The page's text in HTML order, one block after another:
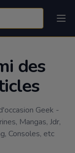
des
Geek -
Mangas, Jdr,
Consoles, etc